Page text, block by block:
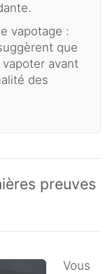
vapotage :
que
avant
des
preuves
Vous